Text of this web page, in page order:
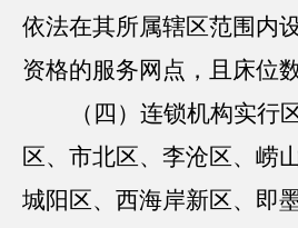
依法在其所属辖区范围内
资格的服务网点，且床位
（四）连锁机构实行
区、市北区、李沧区、崂
城阳区、西海岸新区、即